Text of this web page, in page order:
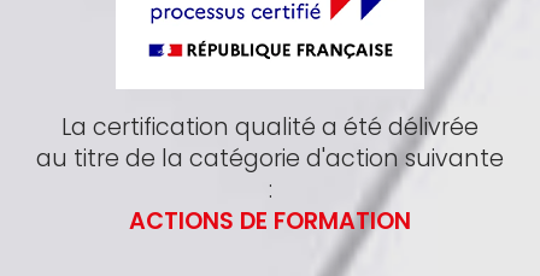
La certification qualité a été délivrée
au titre de la catégorie d'action suivante
:
ACTIONS DE FORMATION